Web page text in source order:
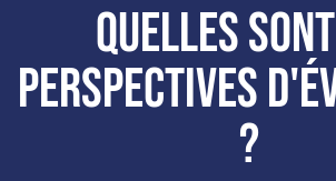
Quelles
perspectives
?